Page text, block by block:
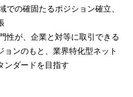
での確固たるポジション確立、
性が、企業と対等に取引できる
ョンのもと、業界特化型ネット
ンダードを目指す